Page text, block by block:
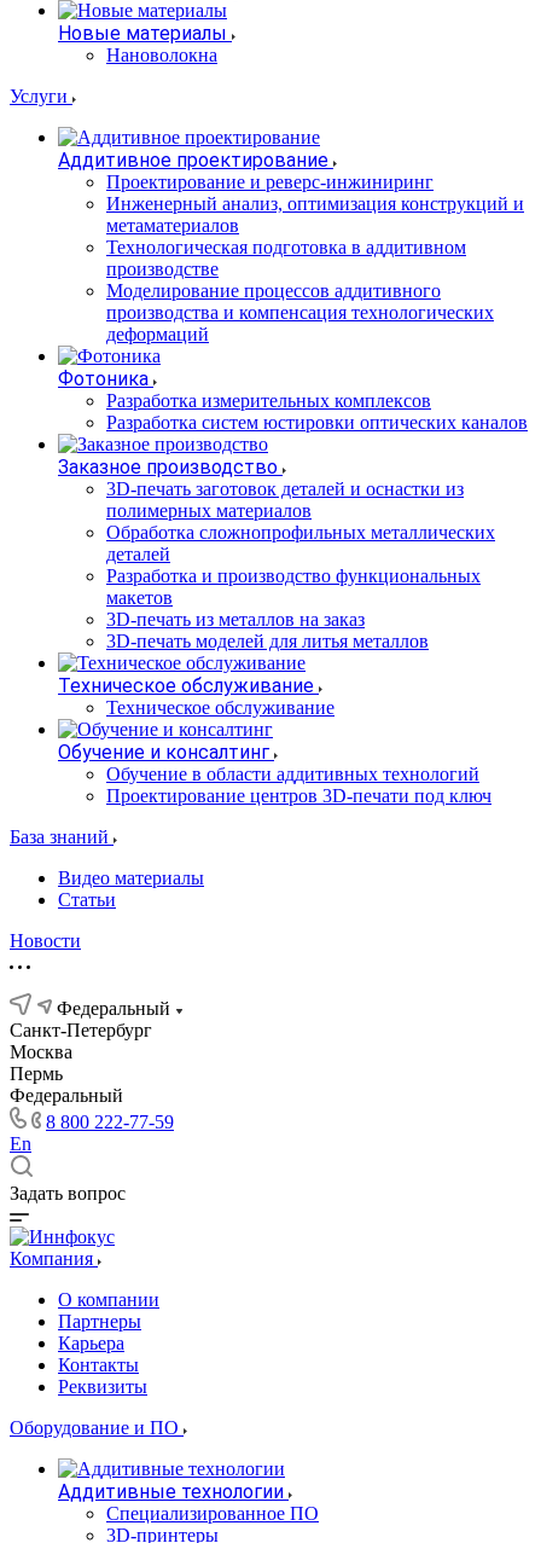
Новые материалы
Нановолокна
Услуги
Аддитивное проектирование
Проектирование и реверс-инжиниринг
Инженерный анализ, оптимизация конструкций и
метаматериалов
Технологическая подготовка в аддитивном
производстве
Моделирование процессов аддитивного
производства и компенсация технологических
деформаций
Фотоника
Разработка измерительных комплексов
Разработка систем юстировки оптических каналов
Заказное производство
3D-печать заготовок деталей и оснастки из
полимерных материалов
Обработка сложнопрофильных металлических
деталей
Разработка и производство функциональных
макетов
3D-печать из металлов на заказ
3D-печать моделей для литья металлов
Техническое обслуживание
Техническое обслуживание
Обучение и консалтинг
Обучение в области аддитивных технологий
Проектирование центров 3D-печати под ключ
База знаний
Видео материалы
Статьи
Новости
Федеральный
Санкт-Петербург
Москва
Пермь
Федеральный
8 800 222-77-59
En
Задать вопрос
Компания
О компании
Партнеры
Карьера
Контакты
Реквизиты
Оборудование и ПО
Аддитивные технологии
Специализированное ПО
3D-принтеры